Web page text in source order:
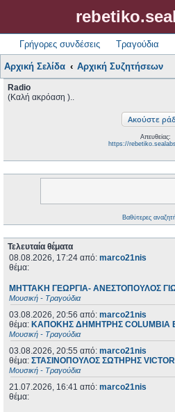
Γρήγορες συνδέσεις Τραγούδια
Αρχική Σελίδα Αρχική Συζητήσεων
Radio
(Καλή ακρόαση )..
Απευθείας:
https://
Βαθύτερες
Τελευταία θέματα
08.08.2026, 17:24 από: marco21nis
θέμα:
ΜΗΤΤΑΚΗ ΓΕΩΡΓΙΑ- ΑΝΕΣΤΟΠΟΥΛΟΣ
Μουσική - Τραγούδια
03.08.2026, 20:56 από: marco21nis
θέμα: ΚΑΠΟΚΗΣ ΔΗΜΗΤΡΗΣ COLUMBIA
Μουσική - Τραγούδια
03.08.2026, 20:55 από: marco21nis
θέμα: ΣΤΑΣΙΝΟΠΟΥΛΟΣ ΣΩΤΗΡΗΣ VICTOR
Μουσική - Τραγούδια
21.07.2026, 16:41 από: marco21nis
θέμα: